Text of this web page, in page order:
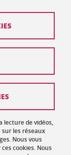
lecture de vidéos,
les réseaux
Nous vous
cookies. Nous